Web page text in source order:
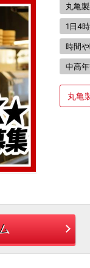
丸亀
1日4
時間
中高
丸亀